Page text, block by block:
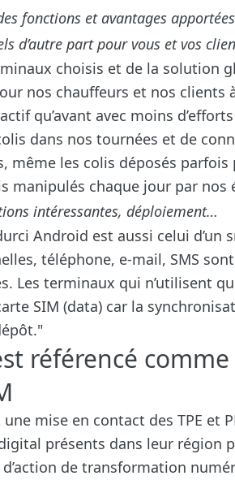
fonctions et avantages
d’autre part pour vous et vos
choisis et de la solution
nos chauffeurs et nos clients
qu’avant avec moins
dans nos tournées et de
même les colis déposés
manipulés chaque jour par nos
intéressantes, déploiement…
Android est aussi celui d’un
téléphone, e-mail, SMS
Les terminaux qui n’utilisent
SIM (data) car la
référencé comme
mise en contact des TPE et
présents dans leur région
d’action de transformation